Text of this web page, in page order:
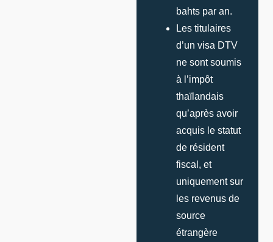
bahts par an.
Les titulaires
d’un visa DTV
ne sont soumis
à l’impôt
thaïlandais
qu’après avoir
acquis le statut
de résident
fiscal, et
uniquement sur
les revenus de
source
étrangère